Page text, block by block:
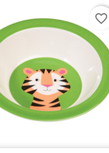
favorite_border